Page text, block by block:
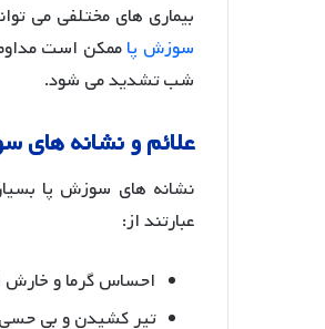
بیماری های مختلفی می
سوزش پاممکن است
شب تشدید می شود.
علائم و نشانه های
نشانه های سوزش پا
عبارتند از:
احساس گرما و
تیر کشیدن و بی حسی